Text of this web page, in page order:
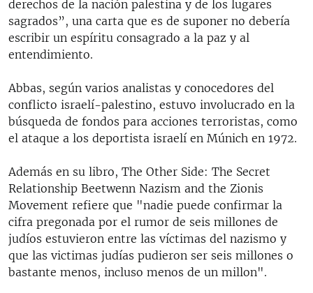
derechos de la nación palestina y de los lugares
sagrados”, una carta que es de suponer no debería
escribir un espíritu consagrado a la paz y al
entendimiento.
Abbas, según varios analistas y conocedores del
conflicto israelí-palestino, estuvo involucrado en la
búsqueda de fondos para acciones terroristas, como
el ataque a los deportista israelí en Múnich en 1972.
Además en su libro, The Other Side: The Secret
Relationship Beetwenn Nazism and the Zionis
Movement refiere que "nadie puede confirmar la
cifra pregonada por el rumor de seis millones de
judíos estuvieron entre las víctimas del nazismo y
que las victimas judías pudieron ser seis millones o
bastante menos, incluso menos de un millon".